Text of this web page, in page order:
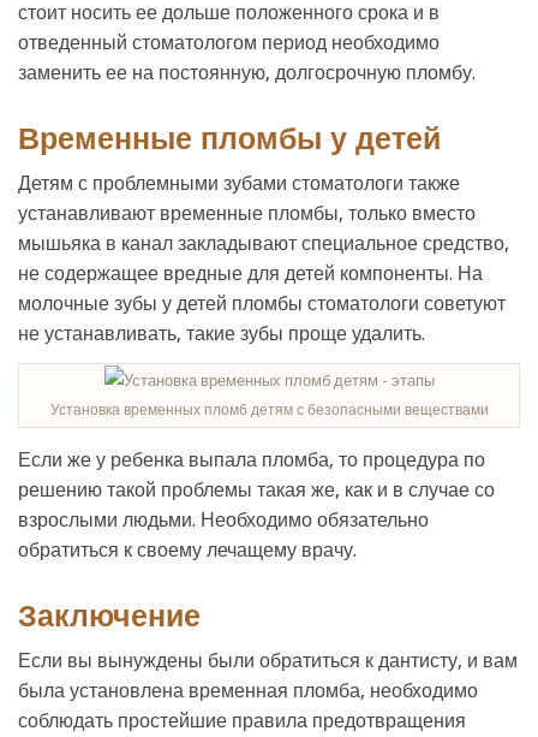
стоит носить ее дольше положенного срока и в
отведенный стоматологом период необходимо
заменить ее на постоянную, долгосрочную пломбу.
Временные пломбы у детей
Детям с проблемными зубами стоматологи также
устанавливают временные пломбы, только вместо
мышьяка в канал закладывают специальное средство,
не содержащее вредные для детей компоненты. На
молочные зубы у детей пломбы стоматологи советуют
не устанавливать, такие зубы проще удалить.
Установка временных пломб детям с безопасными веществами
Если же у ребенка выпала пломба, то процедура по
решению такой проблемы такая же, как и в случае со
взрослыми людьми. Необходимо обязательно
обратиться к своему лечащему врачу.
Заключение
Если вы вынуждены были обратиться к дантисту, и вам
была установлена временная пломба, необходимо
соблюдать простейшие правила предотвращения